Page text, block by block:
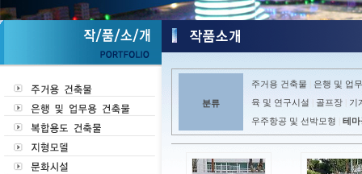
분류
주거용 건축물
은행 및 업
육 및 연구시설
골프장
기
우주항공 및 선박모형
테마